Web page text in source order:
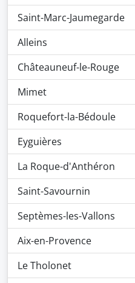
Saint-Marc-Jaumegarde
Alleins
Châteauneuf-le-Rouge
Mimet
Roquefort-la-Bédoule
Eyguières
La Roque-d'Anthéron
Saint-Savournin
Septèmes-les-Vallons
Aix-en-Provence
Le Tholonet